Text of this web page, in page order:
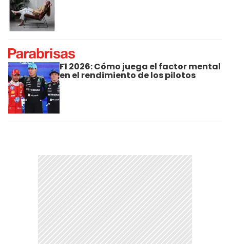
F1 2026: Cómo juega el factor mental
en el rendimiento de los pilotos